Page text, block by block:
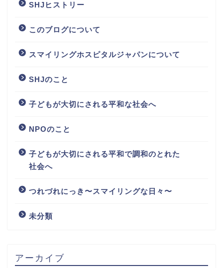
SHJヒストリー
このブログについて
スマイリングホスピタルジャパンについて
SHJのこと
子どもが大切にされる平和な社会へ
NPOのこと
子どもが大切にされる平和で調和のとれた
社会へ
つれづれにっき〜スマイリングな日々〜
未分類
アーカイブ